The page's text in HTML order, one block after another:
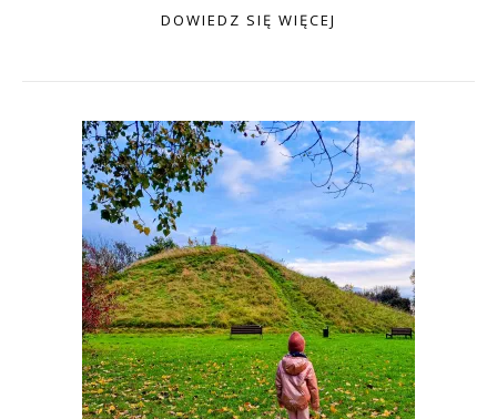
DOWIEDZ SIĘ WIĘCEJ